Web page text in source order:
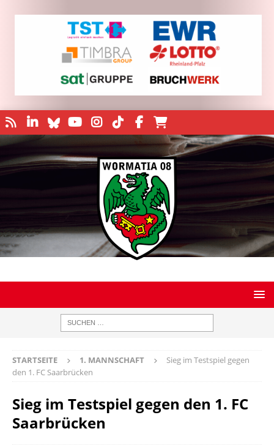
STARTSEITE 1. MANNSCHAFT
Sieg im Testspiel gegen
den 1. FC Saarbrücken
Sieg im Testspiel gegen den 1. FC
Saarbrücken